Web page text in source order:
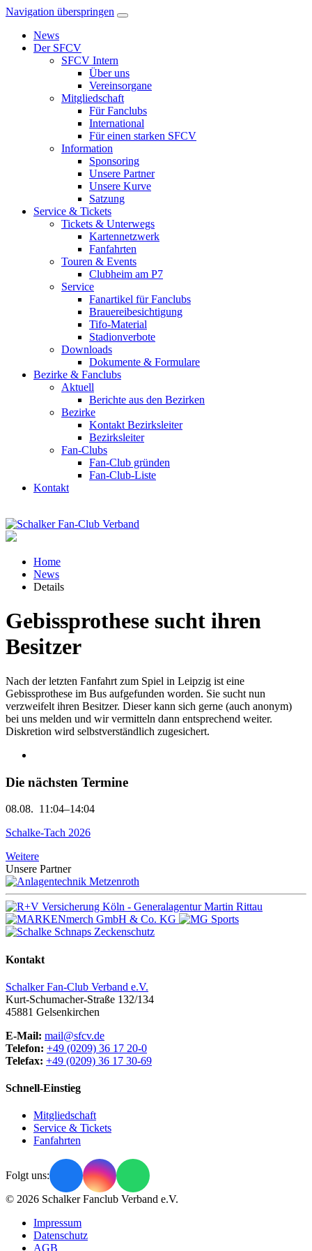
Navigation überspringen
News
Der SFCV
SFCV Intern
Über uns
Vereinsorgane
Mitgliedschaft
Für Fanclubs
International
Für einen starken SFCV
Information
Sponsoring
Unsere Partner
Unsere Kurve
Satzung
Service & Tickets
Tickets & Unterwegs
Kartennetzwerk
Fanfahrten
Touren & Events
Clubheim am P7
Service
Fanartikel für Fanclubs
Brauereibesichtigung
Tifo-Material
Stadionverbote
Downloads
Dokumente & Formulare
Bezirke & Fanclubs
Aktuell
Berichte aus den Bezirken
Bezirke
Kontakt Bezirksleiter
Bezirksleiter
Fan-Clubs
Fan-Club gründen
Fan-Club-Liste
Kontakt
Home
News
Details
Gebissprothese sucht ihren
Besitzer
Nach der letzten Fanfahrt zum Spiel in Leipzig ist eine
Gebissprothese im Bus aufgefunden worden. Sie sucht nun
verzweifelt ihren Besitzer. Dieser kann sich gerne (auch anonym)
bei uns melden und wir vermitteln dann entsprechend weiter.
Diskretion wird selbstverständlich zugesichert.
Die nächsten Termine
08.08. 11:04–14:04
Schalke-Tach 2026
Weitere
Unsere Partner
Kontakt
Schalker Fan-Club Verband e.V.
Kurt-Schumacher-Straße 132/134
45881 Gelsenkirchen
E-Mail: mail@sfcv.de
Telefon: +49 (0209) 36 17 20-0
Telefax: +49 (0209) 36 17 30-69
Schnell-Einstieg
Mitgliedschaft
Service & Tickets
Fanfahrten
Folgt uns:
© 2026 Schalker Fanclub Verband e.V.
Impressum
Datenschutz
AGB